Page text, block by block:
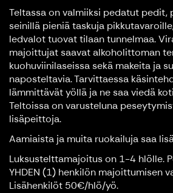
Teltassa on valmiiksi pedatut pedit,
seinillä pieniä taskuja
ledvalot tuovat tilaan tunnelmaa.
majoittujat saavat alkoholittoman
kuohuviinilaseissa sekä makeita ja
naposteltavia. Tarvittaessa
lämmittävät yöllä ja ne saa viedä
Teltoissa on varusteluna
lisäpeittoja.
Aamiaista ja muita ruokailuja saa
Luksustelttamajoitus on 1-4 hlölle.
YHDEN (1) henkilön majoittumisen
Lisähenkilöt 50€/hlö/yö.